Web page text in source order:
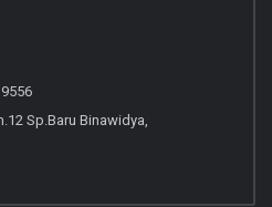
Sp.Baru Binawidya,